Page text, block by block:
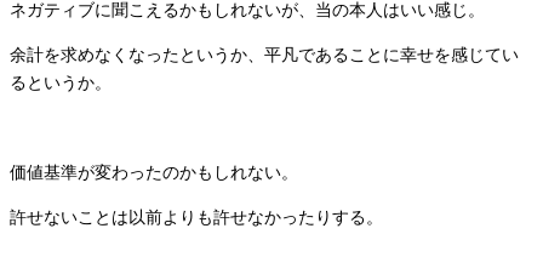
ネガティブに聞こえるかもしれないが、当の本人はいい感じ。
余計を求めなくなったというか、平凡であることに幸せを感じてい
るというか。
価値基準が変わったのかもしれない。
許せないことは以前よりも許せなかったりする。